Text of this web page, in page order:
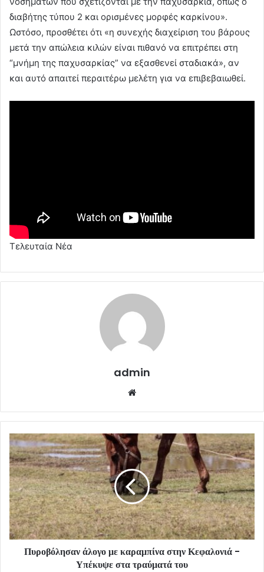
διαβήτης τύπου 2 και ορισμένες μορφές καρκίνου».
Ωστόσο, προσθέτει ότι «η συνεχής διαχείριση του βάρους
μετά την απώλεια κιλών είναι πιθανό να επιτρέπει στη
“μνήμη της παχυσαρκίας” να εξασθενεί σταδιακά», αν
και αυτό απαιτεί περαιτέρω μελέτη για να επιβεβαιωθεί.
Τελευταία Νέα
admin
Πυροβόλησαν άλογο με καραμπίνα στην Κεφαλονιά -
Υπέκυψε στα τραύματά του